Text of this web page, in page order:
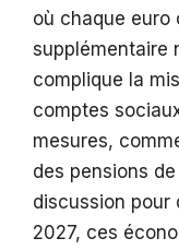
où chaque
supplémentaire
complique la
comptes
mesures,
des pensions
discussion pour
2027, ces